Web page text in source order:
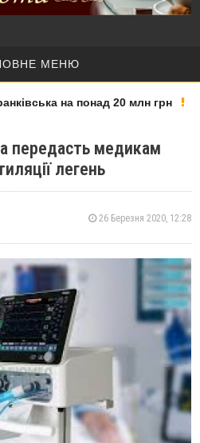
МЕНЮ
на понад 20 млн грн
передасть медикам
легень
26 Березня 2020, 12:28